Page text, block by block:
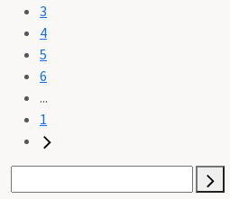
3
4
5
6
...
1